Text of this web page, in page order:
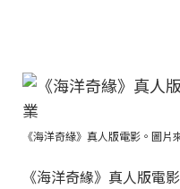
《海洋奇緣》真人版電影。圖片
《海洋奇緣》真人版電